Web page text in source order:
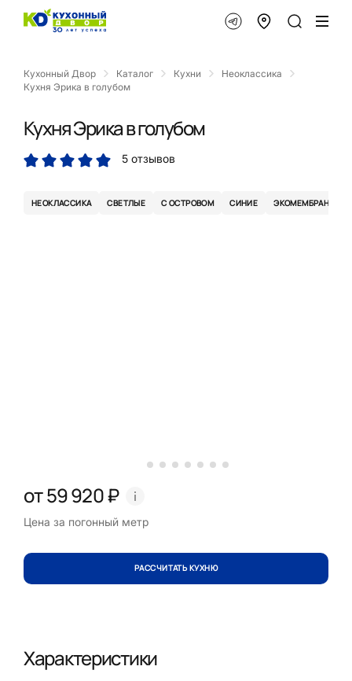
Кухонный Двор Каталог Кухни
Неоклассика
Кухня Эрика в голубом
Кухня Эрика в голубом
5 отзывов
НЕОКЛАССИКА СВЕТЛЫЕ С ОСТРОВОМ СИНИЕ ЭКОМЕМБРАНА
от 59 920 ₽
Цена за погонный метр
РАССЧИТАТЬ КУХНЮ
Характеристики